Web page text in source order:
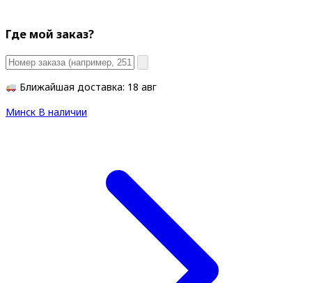
Где мой заказ?
Ближайшая доставка: 18 авг
Минск В наличии